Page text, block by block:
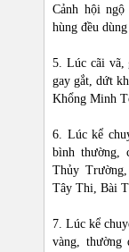
Cảnh hội
hùng đều
5. Lúc cãi vã,
gay gắt, dứt
Khổng Minh
6. Lúc kể
bình thường,
Thủy
Tây Thi, Bài
7. Lúc kể
vàng, thường